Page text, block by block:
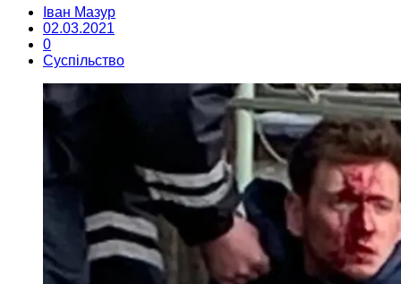
Іван Мазур
02.03.2021
0
Суспільство